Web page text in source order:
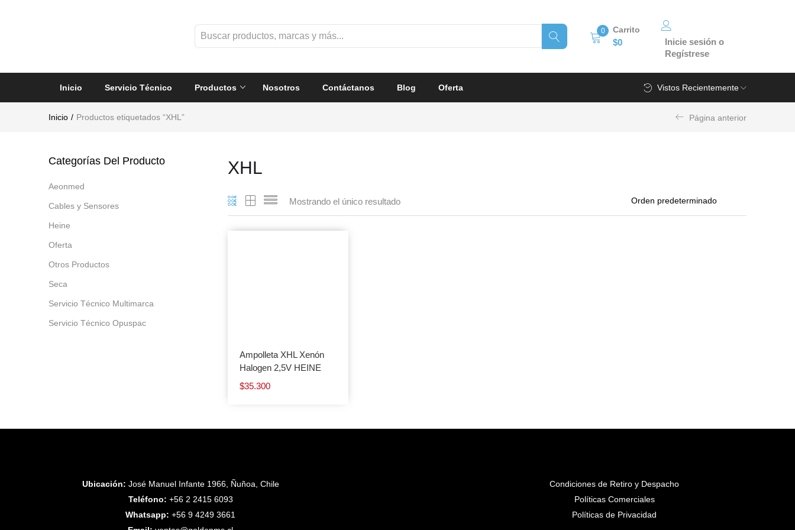
Inicie sesión o
Regístrese
0 Carrito
$0
Inicio Servicio Técnico Productos Nosotros Contáctanos Blog Oferta Vistos Recientemente
Inicio Productos etiquetados “XHL” Página anterior
XHL
Mostrando el único resultado
Ampolleta XHL Xenón
Halogen 2,5V HEINE
$35.300
Categorías Del Producto
Aeonmed
Cables y Sensores
Heine
Oferta
Otros Productos
Seca
Servicio Técnico Multimarca
Servicio Técnico Opuspac
Ubicación: José Manuel Infante 1966, Ñuñoa, Chile
Teléfono: +56 2 2415 6093
Whatsapp: +56 9 4249 3661
Condiciones de Retiro y Despacho
Políticas Comerciales
Políticas de Privacidad